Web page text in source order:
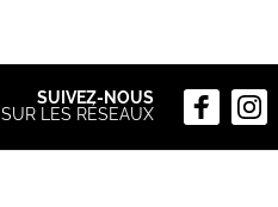
SUIVEZ-NOUS
SUR LES RÉSEAUX